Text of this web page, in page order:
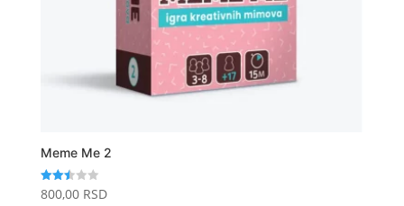
Meme Me 2
Ocenj
eno
800,00 RSD